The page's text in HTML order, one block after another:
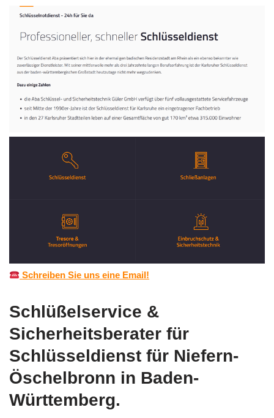
Schreiben Sie uns eine Email!
Schlüßelservice &
Sicherheitsberater für
Schlüsseldienst für Niefern-
Öschelbronn in Baden-
Württemberg.